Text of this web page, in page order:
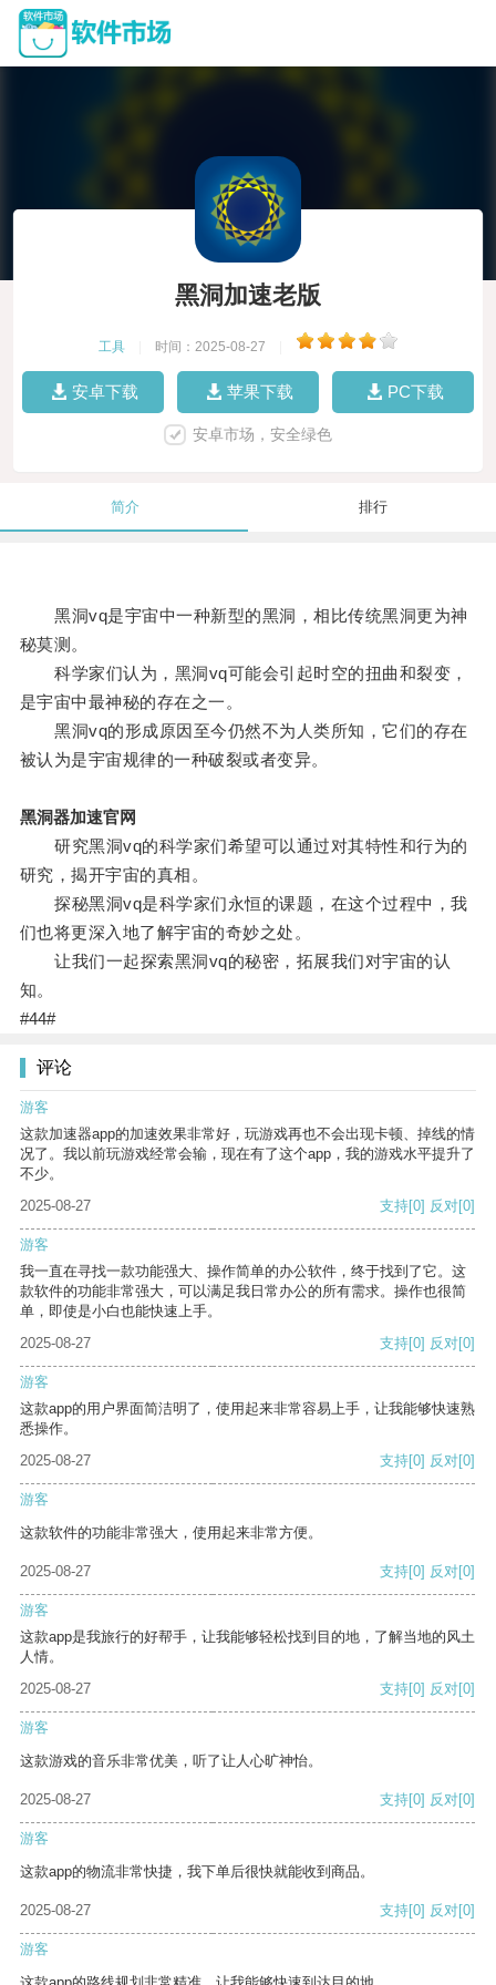
黑洞加速老版
工具 时间：2025-08-27
安卓下载 苹果下载 PC下载
安卓市场，安全绿色
简介 排行
黑洞vq是宇宙中一种新型的黑洞，相比传统黑洞更为神
秘莫测。
科学家们认为，黑洞vq可能会引起时空的扭曲和裂变，
是宇宙中最神秘的存在之一。
黑洞vq的形成原因至今仍然不为人类所知，它们的存在
被认为是宇宙规律的一种破裂或者变异。
黑洞器加速官网
研究黑洞vq的科学家们希望可以通过对其特性和行为的
研究，揭开宇宙的真相。
探秘黑洞vq是科学家们永恒的课题，在这个过程中，我
们也将更深入地了解宇宙的奇妙之处。
让我们一起探索黑洞vq的秘密，拓展我们对宇宙的认
知。
#44#
评论
游客
这款加速器app的加速效果非常好，玩游戏再也不会出现卡顿、掉线的情
况了。我以前玩游戏经常会输，现在有了这个app，我的游戏水平提升了
不少。
2025-08-27
支持[0] 反对[0]
游客
我一直在寻找一款功能强大、操作简单的办公软件，终于找到了它。这
款软件的功能非常强大，可以满足我日常办公的所有需求。操作也很简
单，即使是小白也能快速上手。
2025-08-27
支持[0] 反对[0]
游客
这款app的用户界面简洁明了，使用起来非常容易上手，让我能够快速熟
悉操作。
2025-08-27
支持[0] 反对[0]
游客
这款软件的功能非常强大，使用起来非常方便。
2025-08-27 支持[0] 反对[0]
游客
这款app是我旅行的好帮手，让我能够轻松找到目的地，了解当地的风土
人情。
2025-08-27
支持[0] 反对[0]
游客
这款游戏的音乐非常优美，听了让人心旷神怡。
2025-08-27 支持[0] 反对[0]
游客
这款app的物流非常快捷，我下单后很快就能收到商品。
2025-08-27 支持[0] 反对[0]
游客